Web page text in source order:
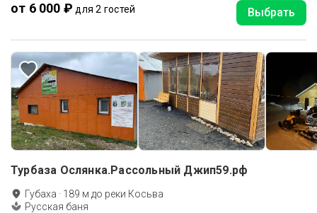
от 6 000 ₽ для 2 гостей Выбрать
Турбаза Ослянка.Рассольный Джип59.рф
Губаха · 189 м до реки Косьва
Русская баня